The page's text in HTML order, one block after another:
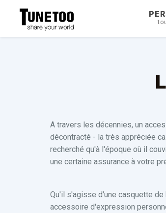
A travers les décennies, un
décontracté - la très appréciée
recherché qu'à l'époque où il
une certaine assurance à votre
Qu'il s'agisse d'une casquette
accessoire d'expression